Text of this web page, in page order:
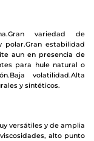
Gran variedad de
polar.Gran estabilidad
aun en presencia de
para hule natural o
Baja volatilidad.Alta
y sintéticos.
versátiles y de amplia
alto punto